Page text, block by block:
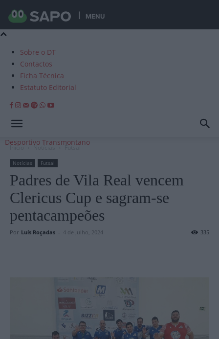
MENU
Sobre o DT
Contactos
Ficha Técnica
Estatuto Editorial
Desportivo Transmontano
Início Notícias Futsal
Notícias Futsal
Padres de Vila Real vencem
Clericus Cup e sagram-se
pentacampeões
Por Luís Roçadas - 4 de Julho, 2024 335